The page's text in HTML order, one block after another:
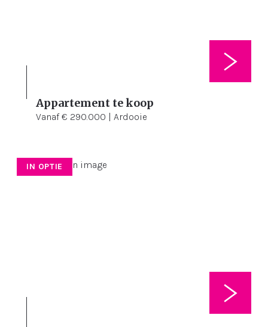
2 87 m² 75 m²
Appartement te koop
Vanaf € 290.000 | Ardooie
IN OPTIE